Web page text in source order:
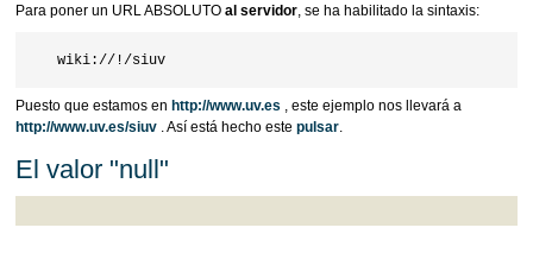
Para poner un URL ABSOLUTO al servidor, se ha habilitado la sintaxis:
Puesto que estamos en http://www.uv.es , este ejemplo nos llevará a
http://www.uv.es/siuv. Así está hecho este pulsar.
El valor "null"